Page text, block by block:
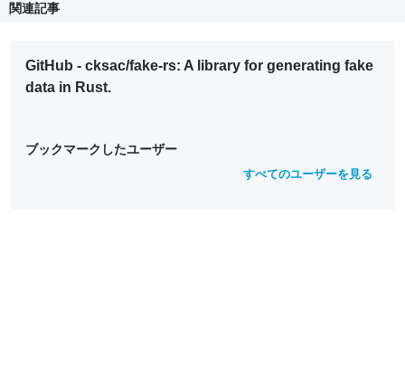
関連記事
GitHub - cksac/fake-rs: A library for generating fake
data in Rust.
ブックマークしたユーザー
すべてのユーザーを見る